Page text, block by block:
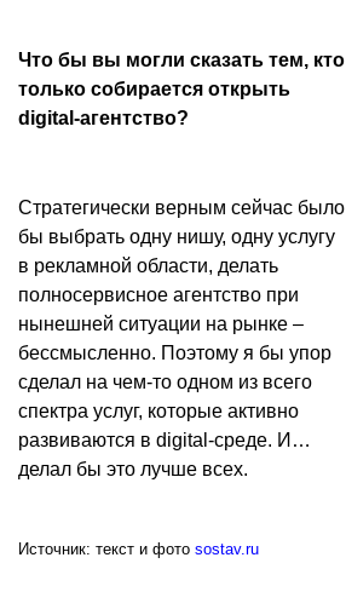
Что бы вы могли сказать тем, кто
только собирается открыть
digital-агентство?
Стратегически верным сейчас было
бы выбрать одну нишу, одну услугу
в рекламной области, делать
полносервисное агентство при
нынешней ситуации на рынке –
бессмысленно. Поэтому я бы упор
сделал на чем-то одном из всего
спектра услуг, которые активно
развиваются в digital-среде. И…
делал бы это лучше всех.
Источник: текст и фото sostav.ru